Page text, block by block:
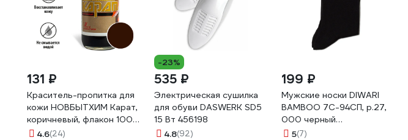
131 ₽
Краситель-пропитка для
кожи НОВБЫТХИМ Карат,
коричневый, флакон 100
мл 1227
4.6(24)
-23%
535 ₽
Электрическая сушилка
для обуви DASWERK SD5
15 Вт 456198
4.8(92)
199 ₽
Мужские носки DIWARI
BAMBOO 7С-94СП, р.27,
000 черный
1001330110030012000
5(7)